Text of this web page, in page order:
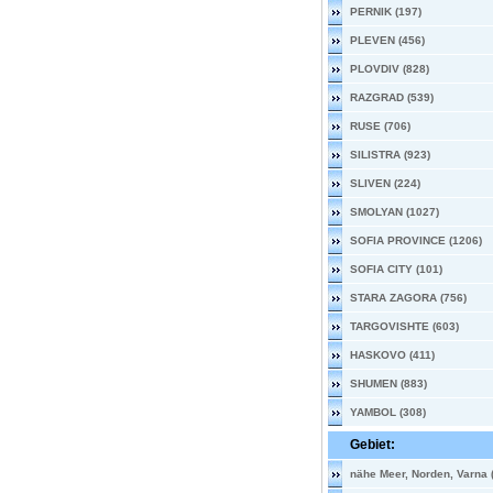
PERNIK (197)
PLEVEN (456)
PLOVDIV (828)
RAZGRAD (539)
RUSE (706)
SILISTRA (923)
SLIVEN (224)
SMOLYAN (1027)
SOFIA PROVINCE (1206)
SOFIA CITY (101)
STARA ZAGORA (756)
TARGOVISHTE (603)
HASKOVO (411)
SHUMEN (883)
YAMBOL (308)
Gebiet:
nähe Meer, Norden, Varna